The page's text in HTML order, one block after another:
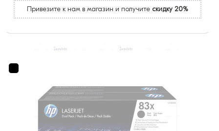
Привезите к нам в магазин и получите скидку 20%